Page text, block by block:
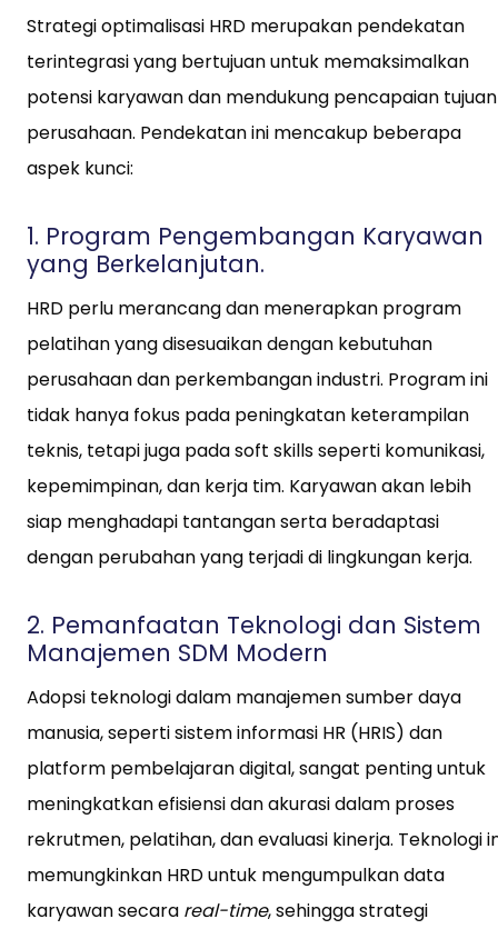
Strategi optimalisasi HRD merupakan pendekatan
terintegrasi yang bertujuan untuk memaksimalkan
potensi karyawan dan mendukung pencapaian tujuan
perusahaan. Pendekatan ini mencakup beberapa
aspek kunci:
1. Program Pengembangan Karyawan
yang Berkelanjutan.
HRD perlu merancang dan menerapkan program
pelatihan yang disesuaikan dengan kebutuhan
perusahaan dan perkembangan industri. Program ini
tidak hanya fokus pada peningkatan keterampilan
teknis, tetapi juga pada soft skills seperti komunikasi,
kepemimpinan, dan kerja tim. Karyawan akan lebih
siap menghadapi tantangan serta beradaptasi
dengan perubahan yang terjadi di lingkungan kerja.
2. Pemanfaatan Teknologi dan Sistem
Manajemen SDM Modern
Adopsi teknologi dalam manajemen sumber daya
manusia, seperti sistem informasi HR (HRIS) dan
platform pembelajaran digital, sangat penting untuk
meningkatkan efisiensi dan akurasi dalam proses
rekrutmen, pelatihan, dan evaluasi kinerja. Teknologi
memungkinkan HRD untuk mengumpulkan data
karyawan secara real-time, sehingga strategi